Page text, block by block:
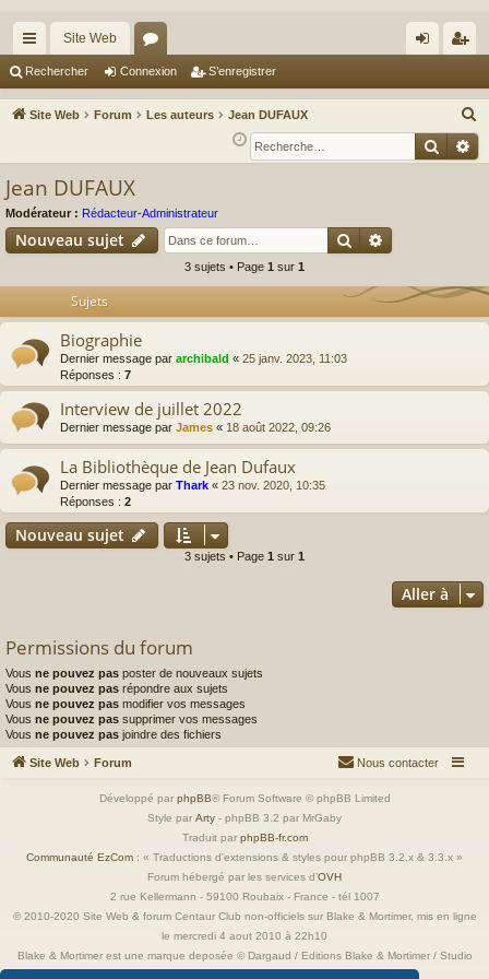
cc
ès
Site Web
or
u ne
xi
nr
eg
Rechercher Connexion S’enregistrer
Site Web Forum Les auteurs Jean DUFAUX
e
c
Jean DUFAUX
Modérateur : Rédacteur-Administrateur
Nouveau sujet Rechercher
3 sujets • Page 1 sur 1
Sujets
Biographie
Dernier message par archibald « 25 janv. 2023, 11:03
Réponses : 7
Interview de juillet 2022
Dernier message par James « 18 août 2022, 09:26
La Bibliothèque de Jean Dufaux
Dernier message par Thark « 23 nov. 2020, 10:35
Réponses : 2
Nouveau sujet
3 sujets • Page 1 sur 1
Aller à
Permissions du forum
Vous ne pouvez pas poster de nouveaux sujets
Vous ne pouvez pas répondre aux sujets
Vous ne pouvez pas modifier vos messages
Vous ne pouvez pas supprimer vos messages
Vous ne pouvez pas joindre des fichiers
Site Web Forum Nous contacter
Développé par phpBB® Forum Software © phpBB Limited
Style par Arty - phpBB 3.2 par MrGaby
Traduit par phpBB-fr.com
Communauté EzCom : « Traductions d'extensions & styles pour phpBB 3.2.x & 3.3.x »
Forum hébergé par les services d’OVH
2 rue Kellermann - 59100 Roubaix - France - tél 1007
© 2010-2020 Site Web & forum Centaur Club non-officiels sur Blake & Mortimer, mis en ligne
le mercredi 4 aout 2010 à 22h10
Blake & Mortimer est une marque deposée © Dargaud / Editions Blake & Mortimer / Studio